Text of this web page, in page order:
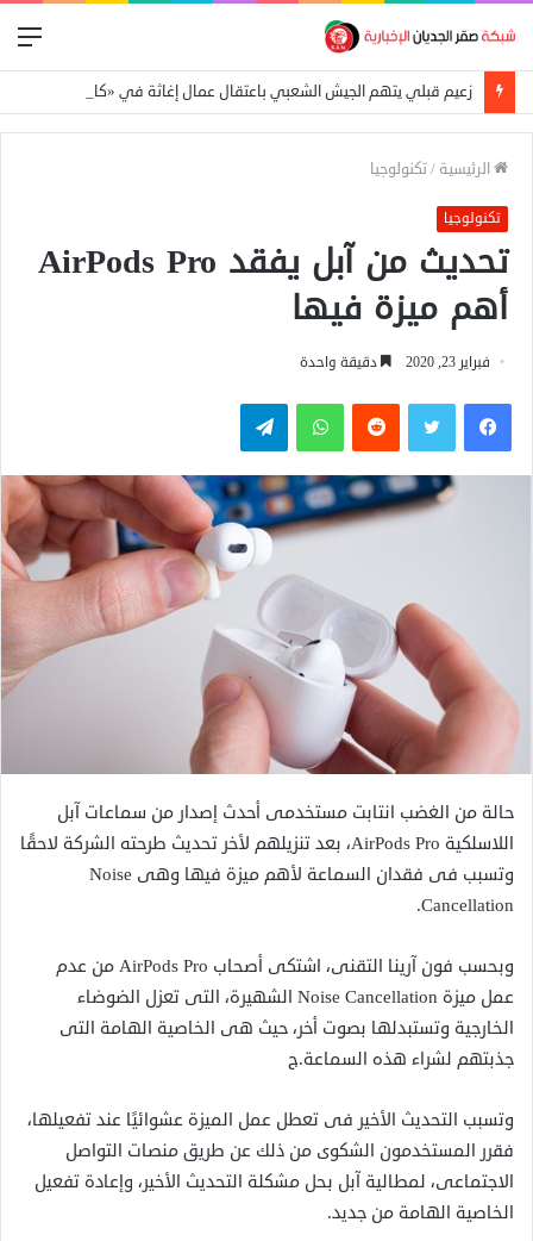
زعيم قبلي يتهم الجيش الشعبي باعتقال عمال إغاثة في «كاودا»
الرئيسية /تكنولوجيا
تكنولوجيا
تحديث من آبل يفقد AirPods Pro
أهم ميزة فيها
فبراير 23, 2020 دقيقة واحدة
فيسبوكتويتر واتساب تيلقرام
حالة من الغضب انتابت مستخدمى أحدث إصدار من سماعات آبل
اللاسلكية AirPods Pro، بعد تنزيلهم لأخر تحديث طرحته الشركة لاحقًا
وتسبب فى فقدان السماعة لأهم ميزة فيها وهى Noise
Cancellation.
وبحسب فون آرينا التقنى، اشتكى أصحاب AirPods Pro من عدم
عمل ميزة Noise Cancellation الشهيرة، التى تعزل الضوضاء
الخارجية وتستبدلها بصوت أخر، حيث هى الخاصية الهامة التى
جذبتهم لشراء هذه السماعة.ج
وتسبب التحديث الأخير فى تعطل عمل الميزة عشوائيًا عند تفعيلها،
فقرر المستخدمون الشكوى من ذلك عن طريق منصات التواصل
الاجتماعى، لمطالية آبل بحل مشكلة التحديث الأخير، وإعادة تفعيل
الخاصية الهامة من جديد.